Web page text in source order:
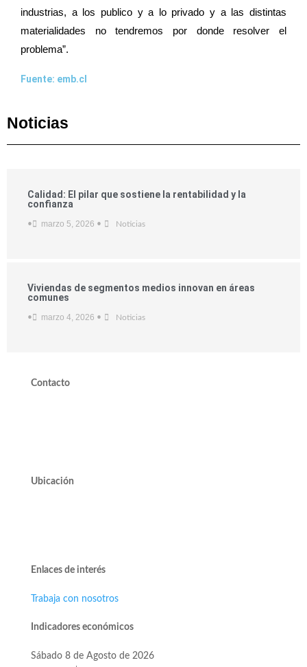
industrias, a los publico y a lo privado y a las distintas
materialidades no tendremos por donde resolver el
problema”.
Fuente: emb.cl
Noticias
Calidad: El pilar que sostiene la rentabilidad y la
confianza
• marzo 5, 2026 • Noticias
Viviendas de segmentos medios innovan en áreas
comunes
• marzo 4, 2026 • Noticias
Contacto
Ubicación
Enlaces de interés
Trabaja con nosotros
Indicadores económicos
Sábado 8 de Agosto de 2026